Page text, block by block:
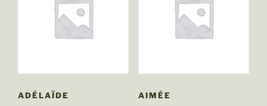
ADÉLAÏDE AIMÉE